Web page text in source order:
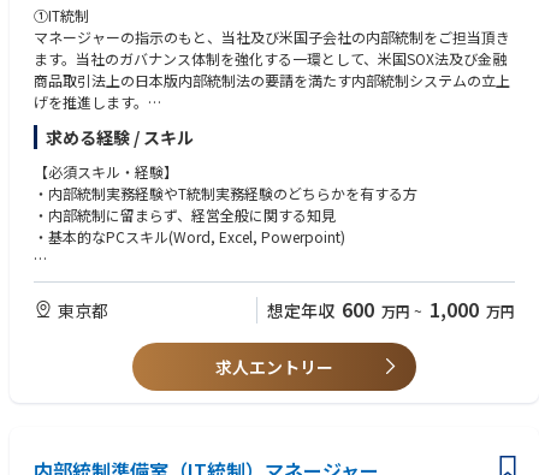
➀IT統制
マネージャーの指示のもと、当社及び米国子会社の内部統制をご担当頂き
ます。当社のガバナンス体制を強化する一環として、米国SOX法及び金融
商品取引法上の日本版内部統制法の要請を満たす内部統制システムの立上
げを推進します。
【業務具体例】
・内部統制計画の策定および評価体制の構築
・内部統制制度の整備・運用に関する検討、提案、助言、確認
・対象システムやIT運用に関する関係部門へのヒアリングを通じて、IT方
針、手順書、運用実態を確認し、主要なITリスクと対応する統制（IT全般
統制・業務処理統制）を整理・文書化
（整備状況）
・整備が確認された統制通りに運用されているかを確認（運用状況）
・統制通りに運用されていない不備に対しては、改善提案を指示及びその
妥当性を確認し、改善の進捗をチェック。
・内部統制の経営者評価の報告書作成
ます。当社のガバナンス体制を強化する一環として、米国SOX法及び金融
求める経験 / スキル
【必須スキル・経験】
・内部統制実務経験やT統制実務経験のどちらかを有する方
・内部統制に留まらず、経営全般に関する知見
・基本的なPCスキル(Word, Excel, Powerpoint)
【歓迎要件】
・メーカー（半導体、機械、電機等）での経験
・J-SOXに加えて、US-SOXの経験
・公認内部監査人（CIA）の資格
・英文資料の読解、ビジネスレベルの会話力
・業務に慣れるまで（概ね半年～1年）原則出社可能であること
東京都 想定年収 600 万円 ~ 1,000 万円
求人エントリー